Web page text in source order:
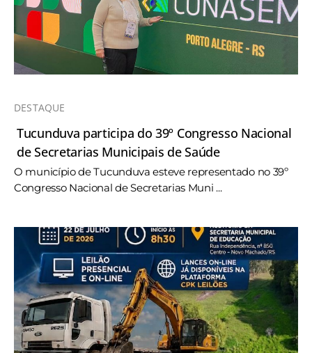
DESTAQUE
Tucunduva participa do 39º Congresso Nacional
de Secretarias Municipais de Saúde
O município de Tucunduva esteve representado no 39º
Congresso Nacional de Secretarias Muni ...